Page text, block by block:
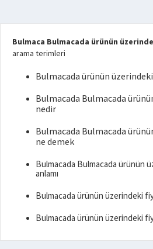
Bulmaca Bulmacada ürünün
arama terimleri
Bulmacada ürünün
Bulmacada Bulmacada
nedir
Bulmacada Bulmacada
ne demek
Bulmacada Bulmacada ürünün
anlamı
Bulmacada ürünün üzerindeki
Bulmacada ürünün üzerindeki